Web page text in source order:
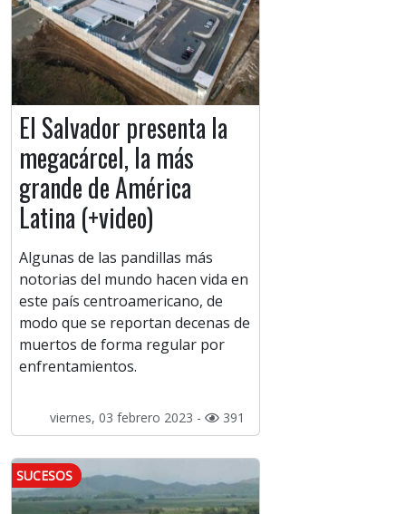
El Salvador presenta la
megacárcel, la más
grande de América
Latina (+video)
Algunas de las pandillas más
notorias del mundo hacen vida en
este país centroamericano, de
modo que se reportan decenas de
muertos de forma regular por
enfrentamientos.
viernes, 03 febrero 2023 - 391
SUCESOS